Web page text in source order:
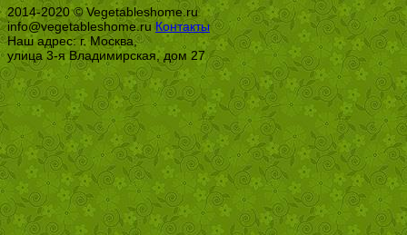
2014-2020 © Vegetableshome.ru
info@vegetableshome.ruКонтакты
Наш адрес: г. Москва,
улица 3-я Владимирская, дом 27